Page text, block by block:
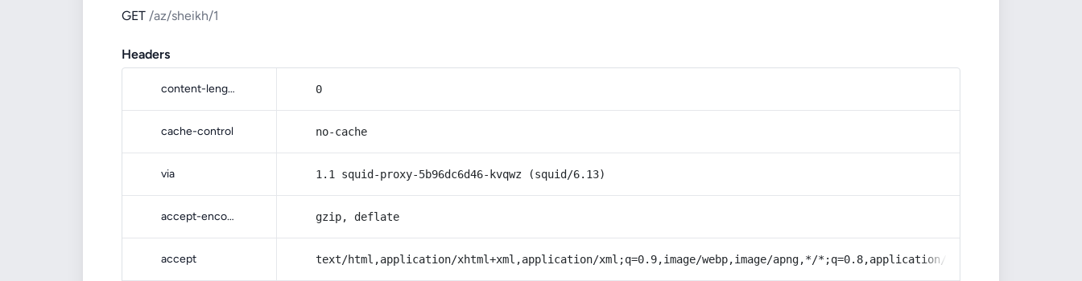
GET /az/sheikh/1
Headers
content-length 0
cache-control no-cache
via 1.1 squid-proxy-5b96dc6d46-kvqwz (squid/6.13)
accept-encoding gzip, deflate
accept text/html,application/xhtml+xml,application/xml;q=0.9,image/webp,image/apng,*/*;q=0.8,application/signed-